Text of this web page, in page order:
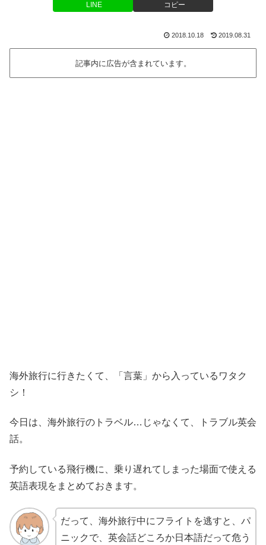
LINE コピー
2018.10.18 2019.08.31
記事内に広告が含まれています。
海外旅行に行きたくて、「言葉」から入っているワタク
シ！
今日は、海外旅行のトラベル…じゃなくて、トラブル英会
話。
予約している飛行機に、乗り遅れてしまった場面で使える
英語表現をまとめておきます。
だって、海外旅行中にフライトを逃すと、パ
ニックで、英会話どころか日本語だって危う